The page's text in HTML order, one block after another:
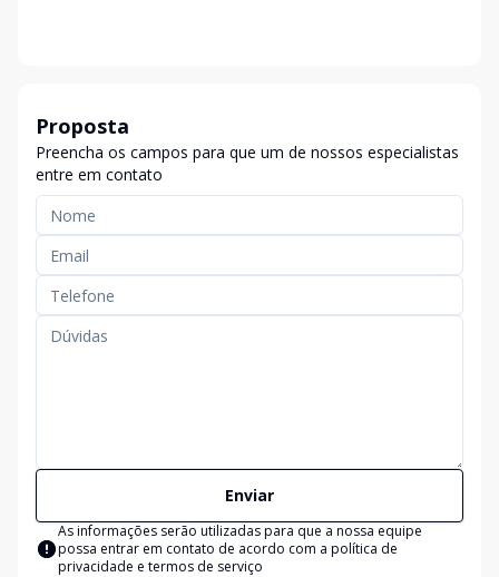
Proposta
Preencha os campos para que um de nossos especialistas
entre em contato
Enviar
As informações serão utilizadas para que a nossa equipe
possa entrar em contato de acordo com a política de
privacidade e termos de serviço